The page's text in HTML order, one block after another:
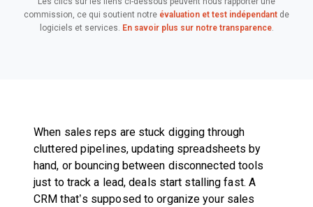
commission, ce qui soutient notre évaluation et test indépendant de
logiciels et services. En savoir plus sur notre transparence.
When sales reps are stuck digging through
cluttered pipelines, updating spreadsheets by
hand, or bouncing between disconnected tools
just to track a lead, deals start stalling fast. A
CRM that’s supposed to organize your sales